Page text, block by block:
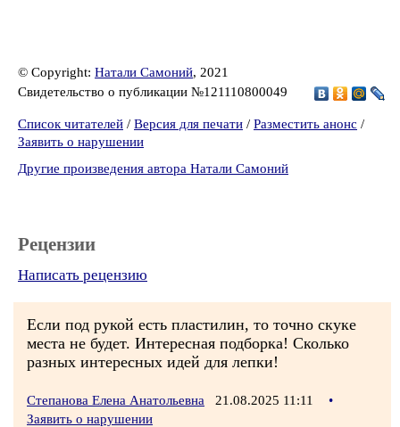
© Copyright: Натали Самоний, 2021
Свидетельство о публикации №121110800049
Список читателей / Версия для печати / Разместить анонс /
Заявить о нарушении
Другие произведения автора Натали Самоний
Рецензии
Написать рецензию
Если под рукой есть пластилин, то точно скуке
места не будет. Интересная подборка! Сколько
разных интересных идей для лепки!
Степанова Елена Анатольевна 21.08.2025 11:11
•
Заявить о нарушении